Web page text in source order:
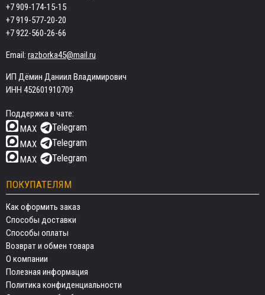
+7 909-174-15-15
+7 919-577-20-20
+7 922-560-26-66
Email: razborka45@mail.ru
ИП Дёмин Даниил Владимирович
ИНН 452601910709
Поддержка в чате:
MAX
Telegram
MAX Telegram
MAX Telegram
ПОКУПАТЕЛЯМ
Как оформить заказ
Способы доставки
Способы оплаты
Возврат и обмен товара
О компании
Полезная информация
Политика конфиденциальности